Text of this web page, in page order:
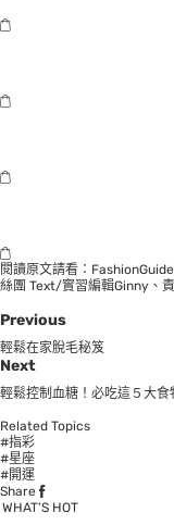
閱讀原文請看：
絲團 Text/實習編輯Ginny、
Previous
輕鬆在家脫毛秘笈
Next
輕鬆控制血糖！必吃這５大食
Related Topics
#指彩
#星座
#開運
Share
WHAT’S HOT